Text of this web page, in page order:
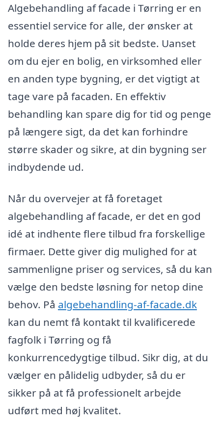
Algebehandling af facade i Tørring er en
essentiel service for alle, der ønsker at
holde deres hjem på sit bedste. Uanset
om du ejer en bolig, en virksomhed eller
en anden type bygning, er det vigtigt at
tage vare på facaden. En effektiv
behandling kan spare dig for tid og penge
på længere sigt, da det kan forhindre
større skader og sikre, at din bygning ser
indbydende ud.
Når du overvejer at få foretaget
algebehandling af facade, er det en god
idé at indhente flere tilbud fra forskellige
firmaer. Dette giver dig mulighed for at
sammenligne priser og services, så du kan
vælge den bedste løsning for netop dine
behov. På algebehandling-af-facade.dk
kan du nemt få kontakt til kvalificerede
fagfolk i Tørring og få
konkurrencedygtige tilbud. Sikr dig, at du
vælger en pålidelig udbyder, så du er
sikker på at få professionelt arbejde
udført med høj kvalitet.